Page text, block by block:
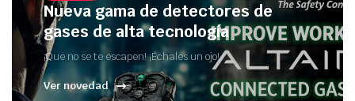
Nueva gama de detectores de
gases de alta tecnología
¡Que no se te escapen! ¡Échales un ojo!
Ver novedad